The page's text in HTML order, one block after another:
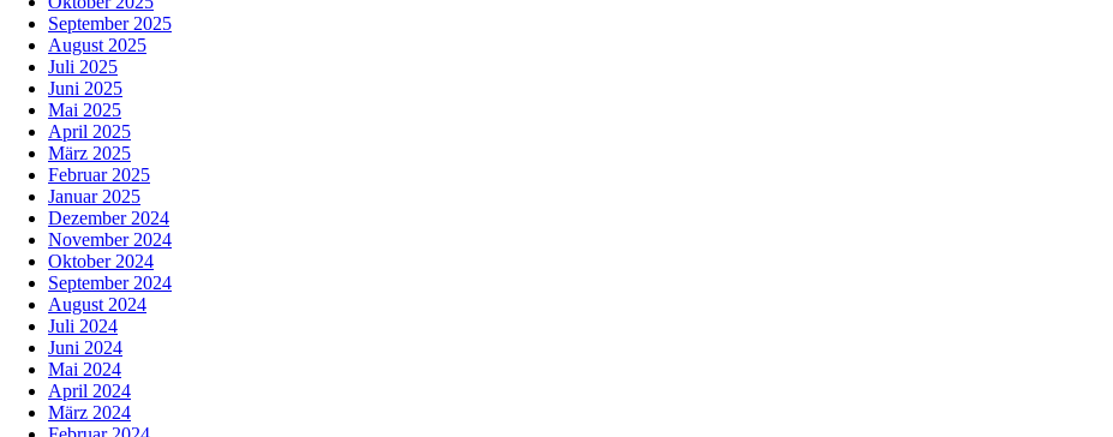
September 2025
August 2025
Juli 2025
Juni 2025
Mai 2025
April 2025
März 2025
Februar 2025
Januar 2025
Dezember 2024
November 2024
Oktober 2024
September 2024
August 2024
Juli 2024
Juni 2024
Mai 2024
April 2024
März 2024